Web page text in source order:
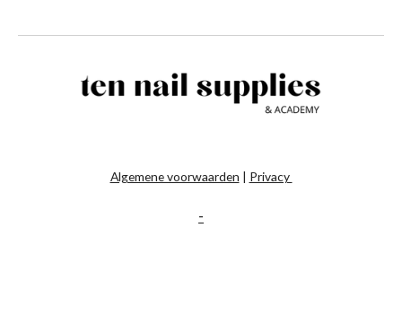
Algemene voorwaarden | Privacy
-